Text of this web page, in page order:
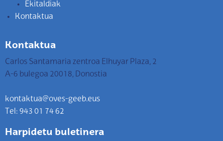
Ekitaldiak
Kontaktua
Kontaktua
Carlos Santamaria zentroa Elhuyar Plaza, 2
A-6 bulegoa 20018, Donostia
kontaktua@oves-geeb.eus
Tel: 943 01 74 62
Harpidetu buletinera